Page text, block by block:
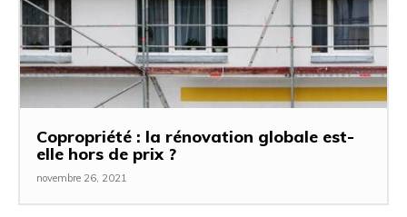
Copropriété : la rénovation globale est-
elle hors de prix ?
novembre 26, 2021